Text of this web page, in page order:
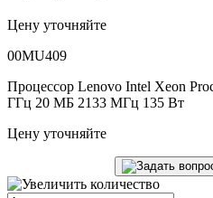
Цену уточняйте
00MU409
Процессор Lenovo Intel Xeon
ГГц 20 МБ 2133 МГц 135 Вт
Цену уточняйте